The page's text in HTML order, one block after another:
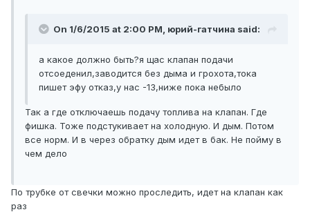
On 1/6/2015 at 2:00 PM, юрий-гатчина said:
а какое должно быть?я щас клапан подачи
отсоеденил,заводится без дыма и грохота,тока
пишет эфу отказ,у нас -13,ниже пока небыло
Так а где отключаешь подачу топлива на клапан. Где
фишка. Тоже подстукивает на холодную. И дым. Потом
все норм. И в через обратку дым идет в бак. Не пойму в
чем дело
По трубке от свечки можно проследить, идет на клапан как
раз